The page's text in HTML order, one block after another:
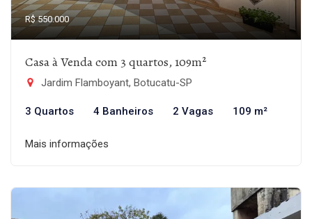
R$ 550.000
Casa à Venda com 3 quartos, 109m²
Jardim Flamboyant, Botucatu-SP
3 Quartos 4 Banheiros 2 Vagas 109 m²
Mais informações